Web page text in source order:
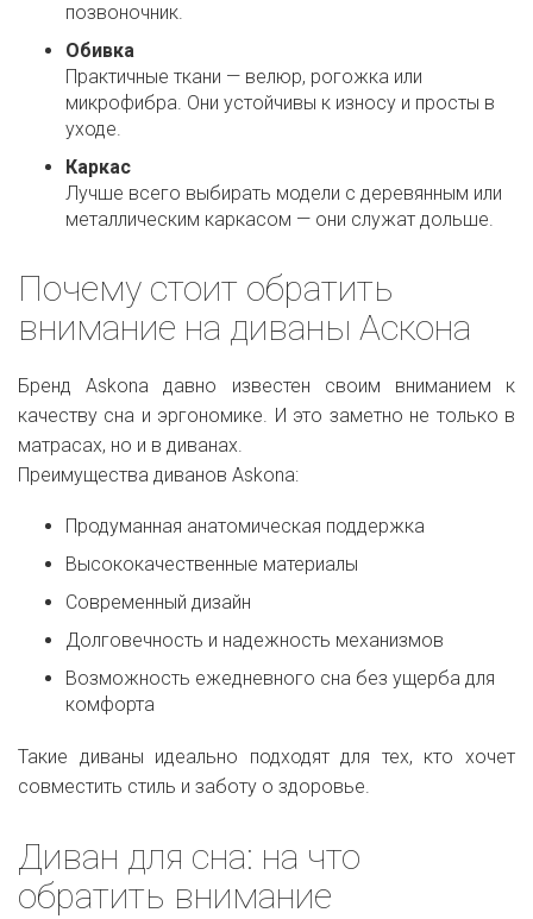
позвоночник.
Обивка
Практичные ткани — велюр, рогожка или
микрофибра. Они устойчивы к износу и просты в
уходе.
Каркас
Лучше всего выбирать модели с деревянным или
металлическим каркасом — они служат дольше.
Почему стоит обратить
внимание на диваны Аскона
Бренд Askona давно известен своим вниманием к
качеству сна и эргономике. И это заметно не только в
матрасах, но и в диванах.
Преимущества диванов Askona:
Продуманная анатомическая поддержка
Высококачественные материалы
Современный дизайн
Долговечность и надежность механизмов
Возможность ежедневного сна без ущерба для
комфорта
Такие диваны идеально подходят для тех, кто хочет
совместить стиль и заботу о здоровье.
Диван для сна: на что
обратить внимание